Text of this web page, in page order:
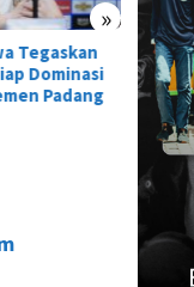
»
of Valor x
Resmi